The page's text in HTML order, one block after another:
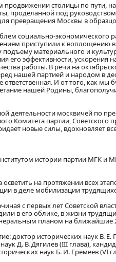
столицы по пути,
проделанной под
превращения Москвы в
социально-экономического
приступили к воплощению
материального и
его эффективности, ускорения
работы. В речи на
нашей партией и народом в
ответственная. И от того, как
нашей Родины,
деятельности москвичей по
Комитета партии, Советского
новые силы, вдохновляет
истории партии МГК
на протяжении всех
в деле мобилизации
с первых лет Советской
в его облике, в жизни
планом на ближайшие
доктор исторических наук В.
Д. В. Дягилев (III глава),
наук Б. И. Еремеев (VI